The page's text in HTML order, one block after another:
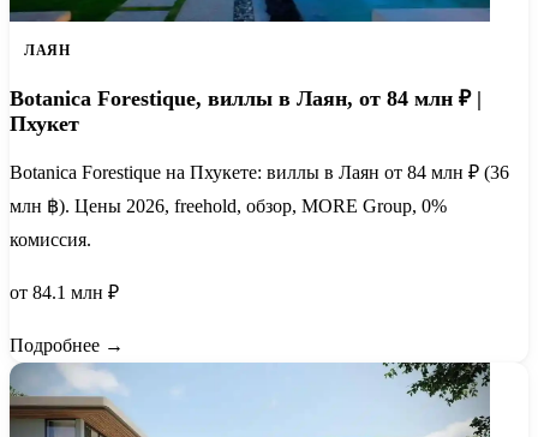
ЛАЯН
Botanica Forestique, виллы в Лаян, от 84 млн ₽ |
Пхукет
Botanica Forestique на Пхукете: виллы в Лаян от 84 млн ₽ (36
млн ฿). Цены 2026, freehold, обзор, MORE Group, 0%
комиссия.
от 84.1 млн ₽
Подробнее →